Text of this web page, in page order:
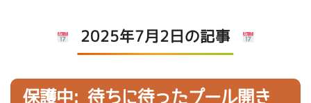
2025年7月2日の記事
保護中: 待ちに待ったプール開き